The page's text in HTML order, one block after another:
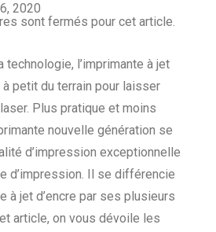
2020
sont fermés pour cet article.
technologie, l’imprimante à jet
à petit du terrain pour laisser
Plus pratique et moins
nouvelle génération se
d’impression exceptionnelle
d’impression. Il se différencie
à jet d’encre par ses plusieurs
article, on vous dévoile les